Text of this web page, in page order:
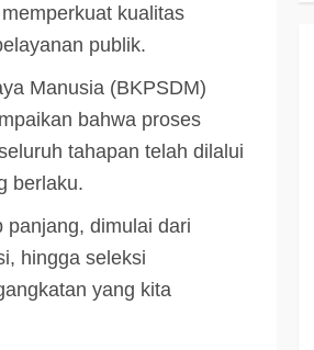
kualitas
publik.
Manusia (BKPSDM)
bahwa proses
tahapan telah dilalui
berlaku.
panjang, dimulai dari
hingga seleksi
yang kita